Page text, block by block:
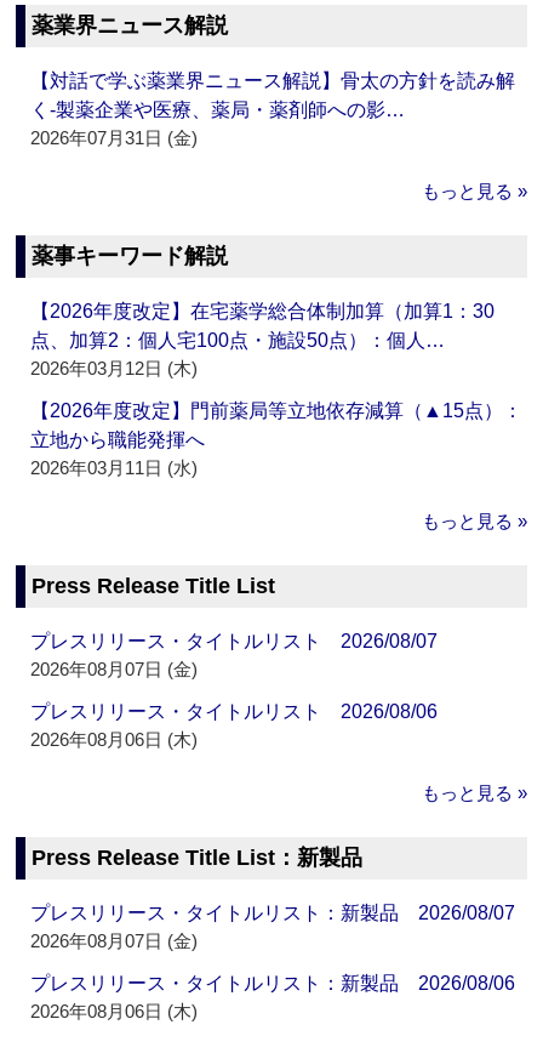
薬業界ニュース解説
【対話で学ぶ薬業界ニュース解説】骨太の方針を読み解
く‐製薬企業や医療、薬局・薬剤師への影…
2026年07月31日 (金)
もっと見る »
薬事キーワード解説
【2026年度改定】在宅薬学総合体制加算（加算1：30
点、加算2：個人宅100点・施設50点）：個人…
2026年03月12日 (木)
【2026年度改定】門前薬局等立地依存減算（▲15点）：
立地から職能発揮へ
2026年03月11日 (水)
もっと見る »
Press Release Title List
プレスリリース・タイトルリスト 2026/08/07
2026年08月07日 (金)
プレスリリース・タイトルリスト 2026/08/06
2026年08月06日 (木)
もっと見る »
Press Release Title List：新製品
プレスリリース・タイトルリスト：新製品 2026/08/07
2026年08月07日 (金)
プレスリリース・タイトルリスト：新製品 2026/08/06
2026年08月06日 (木)